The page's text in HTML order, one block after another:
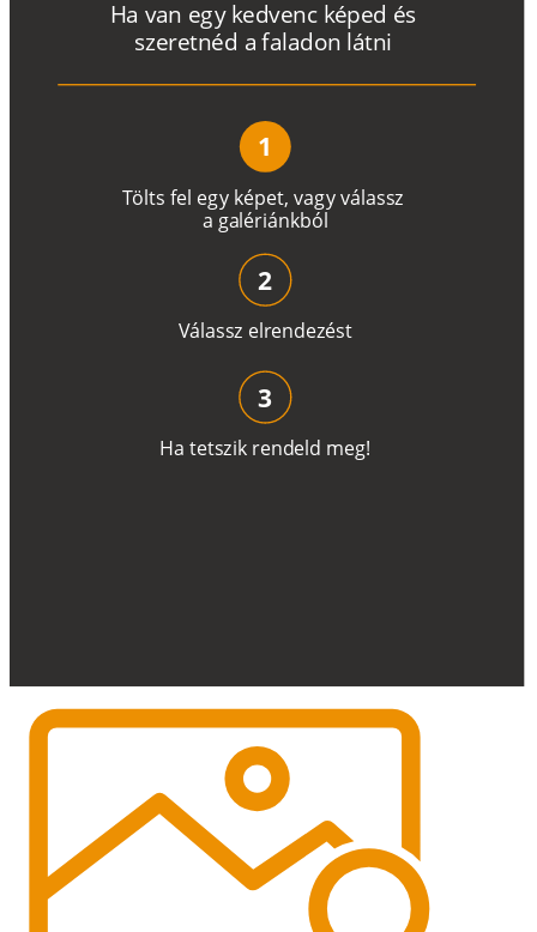
Tölts fel egy képet, vagyválassz
a galériánkból
Ha van egy kedvenc képed és
szeretnéd a faladon látni
1
Válassz elrendezést
2
Ha tetszik rendeld meg!
3